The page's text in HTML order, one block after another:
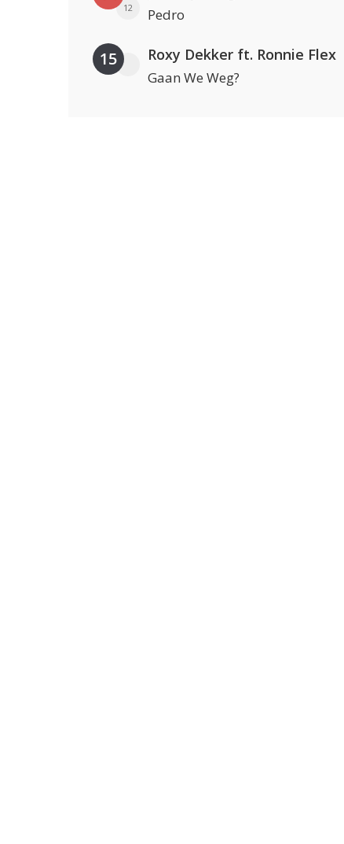
12 Pedro
15 Roxy Dekker ft. Ronnie Flex
Gaan We Weg?